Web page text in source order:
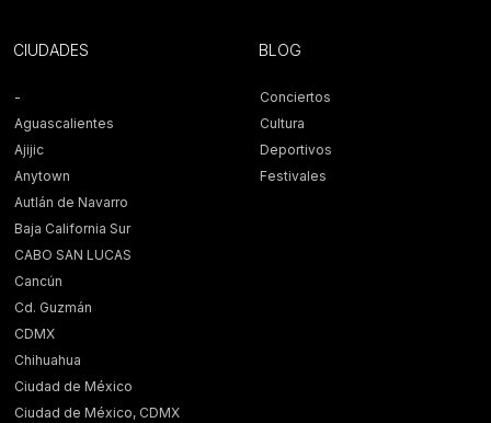
CIUDADES
-
Aguascalientes
Ajijic
Anytown
Autlán de Navarro
Baja California Sur
CABO SAN LUCAS
Cancún
Cd. Guzmán
CDMX
Chihuahua
Ciudad de México
Ciudad de México, CDMX
BLOG
Conciertos
Cultura
Deportivos
Festivales